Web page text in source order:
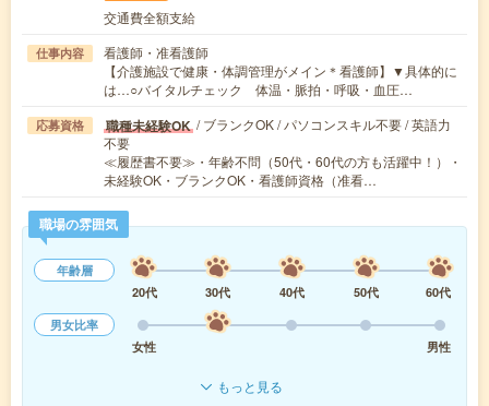
交通費全額支給
仕事内容
看護師・准看護師
【介護施設で健康・体調管理がメイン＊看護師】▼具体的に
は…○バイタルチェック 体温・脈拍・呼吸・血圧…
応募資格 職種未経験OK / ブランクOK / パソコンスキル不要 / 英語力
不要
≪履歴書不要≫・年齢不問（50代・60代の方も活躍中！）・
未経験OK・ブランクOK・看護師資格（准看…
職場の雰囲気
年齢層
20代
30代 40代 50代
60代
男女比率
女性
男性
もっと見る